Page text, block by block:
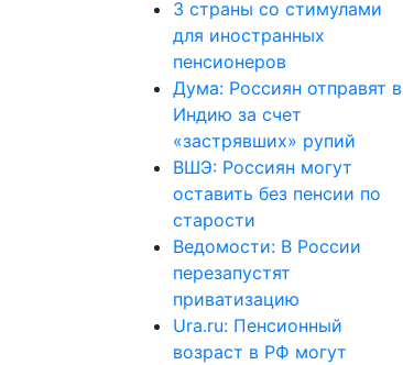
3 страны со стимулами
для иностранных
пенсионеров
Дума: Россиян отправят в
Индию за счет
«застрявших» рупий
ВШЭ: Россиян могут
оставить без пенсии по
старости
Ведомости: В России
перезапустят
приватизацию
Ura.ru: Пенсионный
возраст в РФ могут